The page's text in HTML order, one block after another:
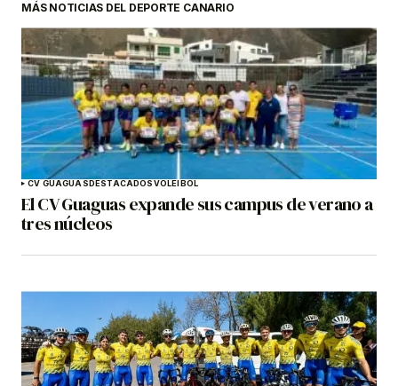
MÁS NOTICIAS DEL DEPORTE CANARIO
CV GUAGUAS DESTACADOSVOLEIBOL
El CV Guaguas expande sus campus de verano a
tres núcleos